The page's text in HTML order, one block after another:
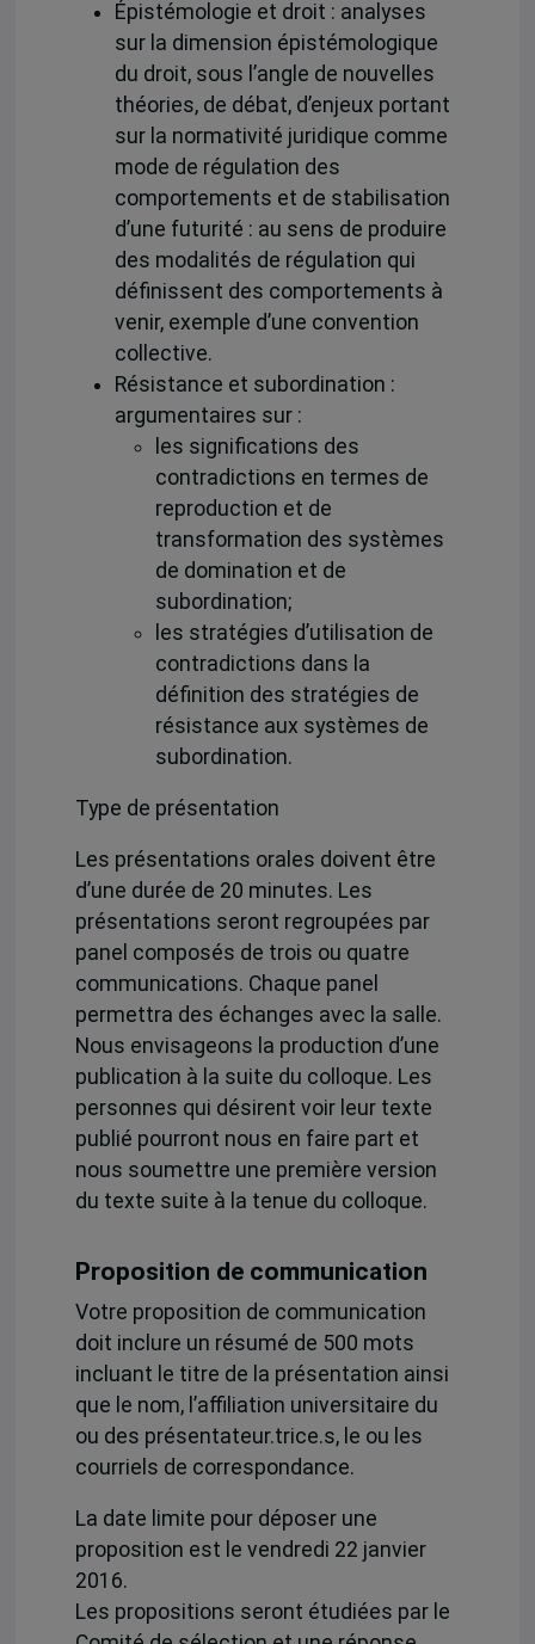
Épistémologie et droit : analyses
sur la dimension épistémologique
du droit, sous l’angle de nouvelles
théories, de débat, d’enjeux portant
sur la normativité juridique comme
mode de régulation des
comportements et de stabilisation
d’une futurité : au sens de produire
des modalités de régulation qui
définissent des comportements à
venir, exemple d’une convention
collective.
Résistance et subordination :
argumentaires sur :
les significations des
contradictions en termes de
reproduction et de
transformation des systèmes
de domination et de
subordination;
les stratégies d’utilisation de
contradictions dans la
définition des stratégies de
résistance aux systèmes de
subordination.
Type de présentation
Les présentations orales doivent être
d’une durée de 20 minutes. Les
présentations seront regroupées par
panel composés de trois ou quatre
communications. Chaque panel
permettra des échanges avec la salle.
Nous envisageons la production d’une
publication à la suite du colloque. Les
personnes qui désirent voir leur texte
publié pourront nous en faire part et
nous soumettre une première version
du texte suite à la tenue du colloque.
Proposition de communication
Votre proposition de communication
doit inclure un résumé de 500 mots
incluant le titre de la présentation ainsi
que le nom, l’affiliation universitaire du
ou des présentateur.trice.s, le ou les
courriels de correspondance.
La date limite pour déposer une
proposition est le vendredi 22 janvier
2016.
Les propositions seront étudiées par le